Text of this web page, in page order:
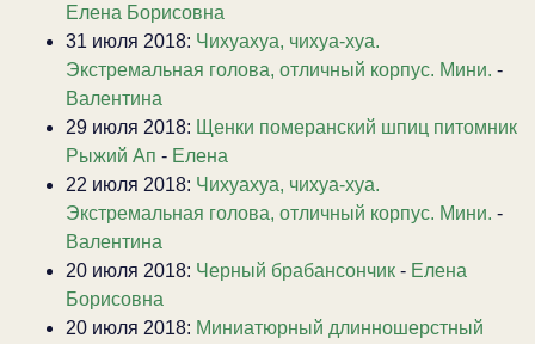
Елена Борисовна
31 июля 2018: Чихуахуа, чихуа-хуа.
Экстремальная голова, отличный корпус. Мини. -
Валентина
29 июля 2018: Щенки померанский шпиц питомник
Рыжий Ап - Елена
22 июля 2018: Чихуахуа, чихуа-хуа.
Экстремальная голова, отличный корпус. Мини. -
Валентина
20 июля 2018: Черный брабансончик - Елена
Борисовна
20 июля 2018: Миниатюрный длинношерстный